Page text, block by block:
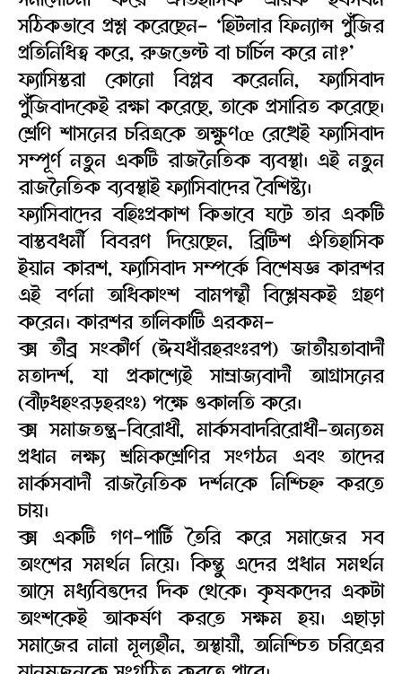
সঠিকভাবে প্রশ্ন করেছেন- ‘হিটলার ফিন্যান্স পুঁজির
প্রতিনিধিত্ব করে, রুজভেল্ট বা চার্চিল করে না?’
ফ্যাসিস্তরা কোনো বিপ্লব করেননি, ফ্যাসিবাদ
পুঁজিবাদকেই রক্ষা করেছে, তাকে প্রসারিত করেছে।
শ্রেণি শাসনের চরিত্রকে অক্ষুণœ রেখেই ফ্যাসিবাদ
সম্পূর্ণ নতুন একটি রাজনৈতিক ব্যবস্থা। এই নতুন
রাজনৈতিক ব্যবস্থাই ফ্যাসিবাদের বৈশিষ্ট্য।
ফ্যাসিবাদের বহিঃপ্রকাশ কিভাবে ঘটে তার একটি
বাস্তবধর্মী বিবরণ দিয়েছেন, ব্রিটিশ ঐতিহাসিক
ইয়ান কারশ, ফ্যাসিবাদ সম্পর্কে বিশেষজ্ঞ কারশর
এই বর্ণনা অধিকাংশ বামপন্থী বিশ্লেষকই গ্রহণ
করেন। কারশর তালিকাটি এরকম-
ক্স তীব্র সংকীর্ণ (ঈযধাঁরহরংঃরপ) জাতীয়তাবাদী
মতাদর্শ, যা প্রকাশ্যেই সাম্রাজ্যবাদী আগ্রাসনের
(বীঢ়ধহংরড়হরংঃ) পক্ষে ওকালতি করে।
ক্স সমাজতন্ত্র-বিরোধী, মার্কসবাদরিরোধী-অন্যতম
প্রধান লক্ষ্য শ্রমিকশ্রেণির সংগঠন এবং তাদের
মার্কসবাদী রাজনৈতিক দর্শনকে নিশ্চিহ্ন করতে
চায়।
ক্স একটি গণ-পার্টি তৈরি করে সমাজের সব
অংশের সমর্থন নিয়ে। কিন্তু এদের প্রধান সমর্থন
আসে মধ্যবিত্তদের দিক থেকে। কৃষকদের একটা
অংশকেই আকর্ষণ করতে সক্ষম হয়। এছাড়া
সমাজের নানা মূল্যহীন, অস্থায়ী, অনিশ্চিত চরিত্রের